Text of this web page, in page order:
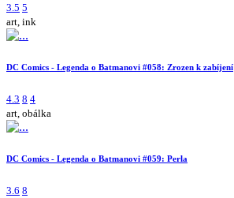
3.5 5
art, ink
DC Comics - Legenda o Batmanovi #058: Zrozen k zabíjení
4.3 8 4
art, obálka
DC Comics - Legenda o Batmanovi #059: Perla
3.6 8